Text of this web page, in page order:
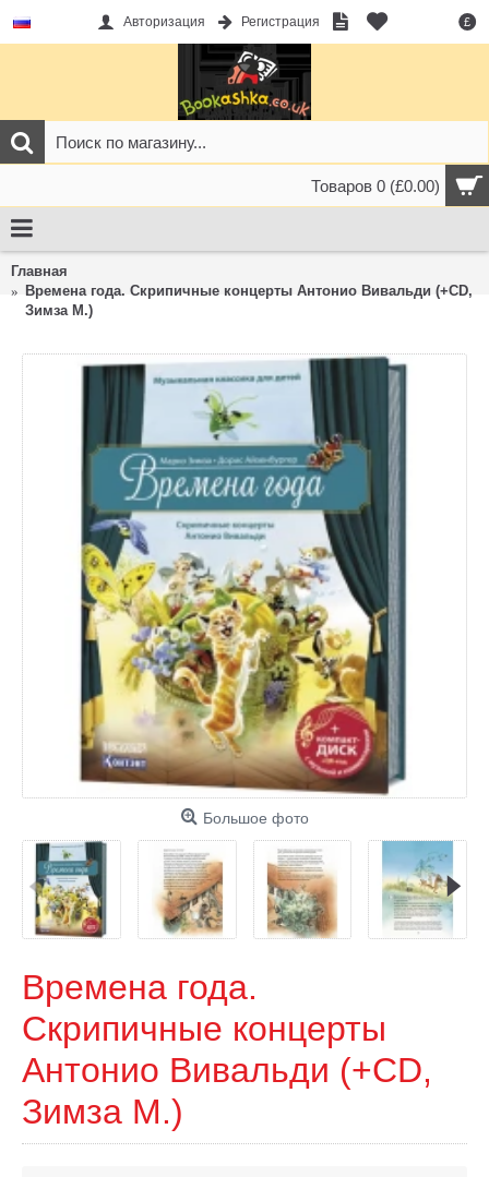
£
Авторизация Регистрация
Товаров 0 (£0.00)
Главная
Времена года. Скрипичные концерты Антонио Вивальди (+CD,
Зимза М.)
Большое фото
Времена года.
Скрипичные концерты
Антонио Вивальди (+CD,
Зимза М.)